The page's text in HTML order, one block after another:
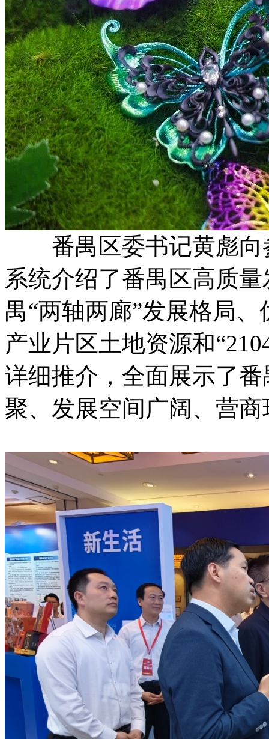
番禺区委书记黄彪向
系统介绍了番禺区高质
禺“两轴两廊”发展格局
产业片区土地资源和
详细推介，全面展示了
聚、发展空间广阔、营